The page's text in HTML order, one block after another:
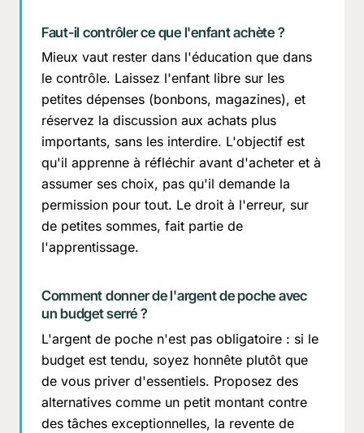
Faut-il contrôler ce que l'enfant achète ?
Mieux vaut rester dans l'éducation que dans
le contrôle. Laissez l'enfant libre sur les
petites dépenses (bonbons, magazines), et
réservez la discussion aux achats plus
importants, sans les interdire. L'objectif est
qu'il apprenne à réfléchir avant d'acheter et à
assumer ses choix, pas qu'il demande la
permission pour tout. Le droit à l'erreur, sur
de petites sommes, fait partie de
l'apprentissage.
Comment donner de l'argent de poche avec
un budget serré ?
L'argent de poche n'est pas obligatoire : si le
budget est tendu, soyez honnête plutôt que
de vous priver d'essentiels. Proposez des
alternatives comme un petit montant contre
des tâches exceptionnelles, la revente de